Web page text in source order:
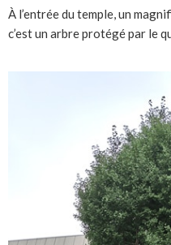
À l’entrée du temple, un
c’est un arbre protégé par le